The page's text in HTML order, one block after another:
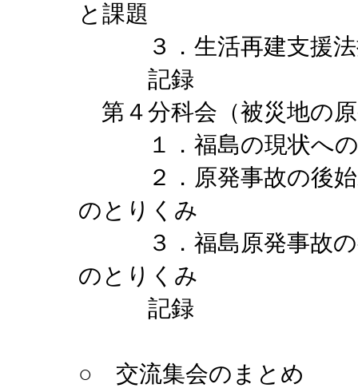
と課題
３．生活再建支援法
記録
第４分科会（被災地の
１．福島の現状へ
２．原発事故の後始
のとりくみ
３．福島原発事故の
のとりくみ
記録
○ 交流集会のまとめ